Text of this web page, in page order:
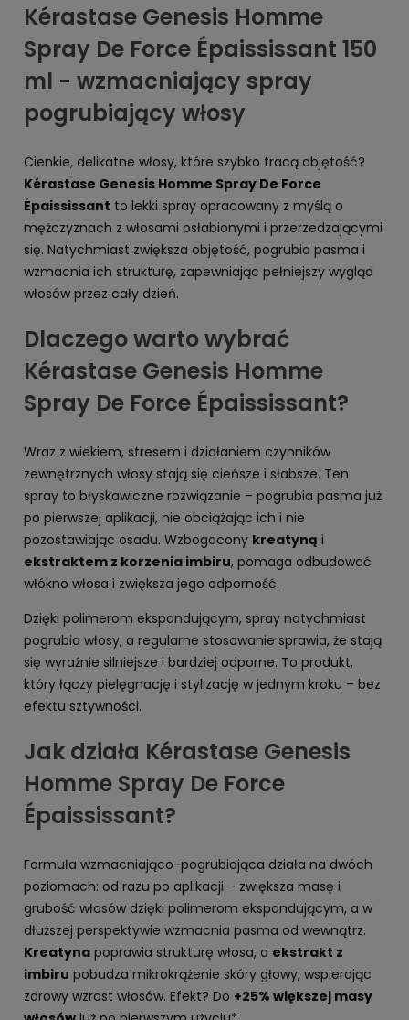
Kérastase Genesis Homme
Spray De Force Épaississant 150
ml - wzmacniający spray
pogrubiający włosy
Cienkie, delikatne włosy, które szybko tracą objętość?
Kérastase Genesis Homme Spray De Force
Épaississant to lekki spray opracowany z myślą o
mężczyznach z włosami osłabionymi i przerzedzającymi
się. Natychmiast zwiększa objętość, pogrubia pasma i
wzmacnia ich strukturę, zapewniając pełniejszy wygląd
włosów przez cały dzień.
Dlaczego warto wybrać
Kérastase Genesis Homme
Spray De Force Épaississant?
Wraz z wiekiem, stresem i działaniem czynników
zewnętrznych włosy stają się cieńsze i słabsze. Ten
spray to błyskawiczne rozwiązanie – pogrubia pasma już
po pierwszej aplikacji, nie obciążając ich i nie
pozostawiając osadu. Wzbogacony kreatyną i
ekstraktem z korzenia imbiru, pomaga odbudować
włókno włosa i zwiększa jego odporność.
Dzięki polimerom ekspandującym, spray natychmiast
pogrubia włosy, a regularne stosowanie sprawia, że stają
się wyraźnie silniejsze i bardziej odporne. To produkt,
który łączy pielęgnację i stylizację w jednym kroku – bez
efektu sztywności.
Jak działa Kérastase Genesis
Homme Spray De Force
Épaississant?
Formuła wzmacniająco-pogrubiająca działa na dwóch
poziomach: od razu po aplikacji – zwiększa masę i
grubość włosów dzięki polimerom ekspandującym, a w
dłuższej perspektywie wzmacnia pasma od wewnątrz.
Kreatyna poprawia strukturę włosa, a ekstrakt z
imbiru pobudza mikrokrążenie skóry głowy, wspierając
zdrowy wzrost włosów. Efekt? Do +25% większej masy